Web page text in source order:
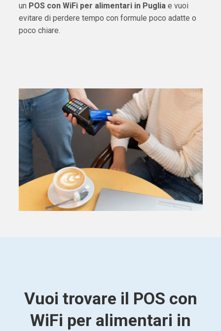
un POS con WiFi per alimentari in Pugliae vuoi
evitare di perdere tempo con formule poco adatte o
poco chiare.
Vuoi trovare il POS con
WiFi per alimentari in